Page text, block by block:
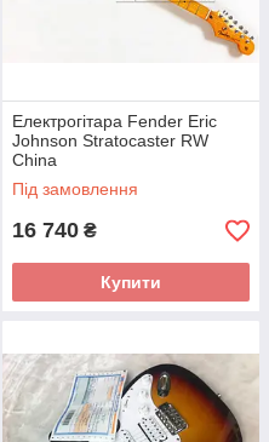
Електрогітара Fender Eric
Johnson Stratocaster RW
China
Під замовлення
16 740 ₴
Купити